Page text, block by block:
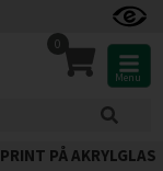
0
Menu
PRINT PÅ AKRYLGLAS